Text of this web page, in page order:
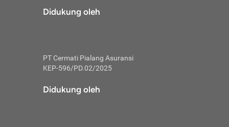
tidak
skor
Mulai
Didukung oleh
PT Cermati Pialang Asuransi
KEP-596/PD.02/2025
Didukung oleh